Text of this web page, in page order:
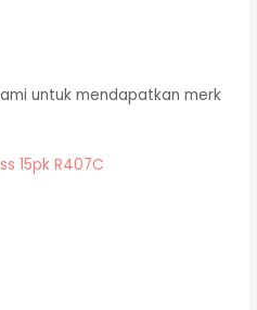
untuk mendapatkan merk
15pk R407C